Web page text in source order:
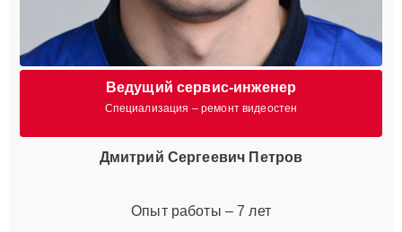
Ведущий сервис-инженер
Специализация – ремонт видеостен
Дмитрий Сергеевич Петров
Опыт работы – 7 лет